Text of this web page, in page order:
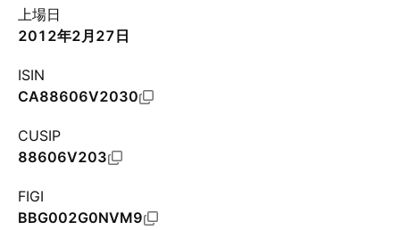
上場日
2012年2月27日
ISIN
CA88606V2030
CUSIP
88606V203
FIGI
BBG002G0NVM9